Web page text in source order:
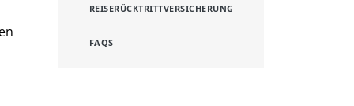
REISERÜCKTRITTVERSICHERUNG
FAQS